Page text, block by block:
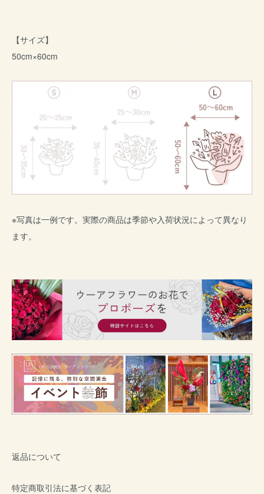
【サイズ】
50cm×60cm
※写真は一例です。実際の商品は季節や入荷状況によって異なり
ます。
返品について
特定商取引法に基づく表記